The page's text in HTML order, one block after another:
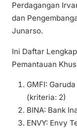
Perdagangan
dan
Junarso.
Ini Daftar
Pemantauan
GMFI:
(kriteria: 2)
BINA: Bank
ENVY: Envy